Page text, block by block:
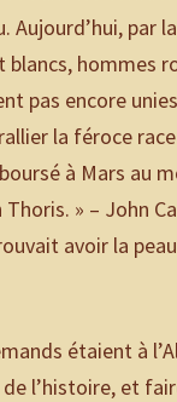
par
hommes
pas encore
la féroce
à Mars au
» – John
avoir la
étaient à
l’histoire, et